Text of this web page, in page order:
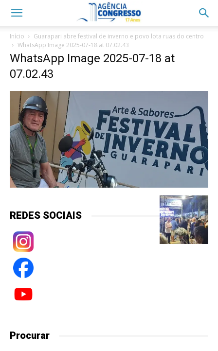
Início
Guarapari abre festival de inverno e povo lota ruas do centro
WhatsApp Image 2025-07-18 at 07.02.43
WhatsApp Image 2025-07-18 at
07.02.43
REDES SOCIAIS
Procurar